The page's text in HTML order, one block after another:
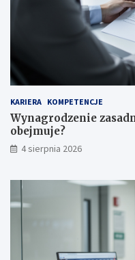
KARIERA KOMPETENCJE
Wynagrodzenie
obejmuje?
4 sierpnia 2026